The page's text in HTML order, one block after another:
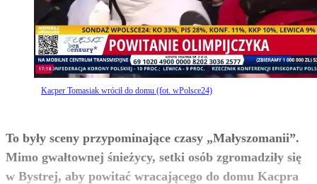
Kacper Tomasiak wrócił do domu (fot. wPolsce24)
To były sceny przypominające czasy „Małyszomanii”.
Mimo gwałtownej śnieżycy, setki osób zgromadziły się
w Bystrej, aby powitać wracającego do domu Kacpra